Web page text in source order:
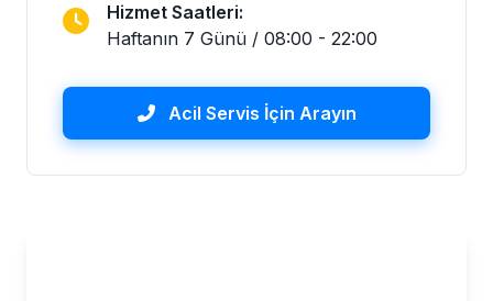
Hizmet Saatleri:
Haftanın 7 Günü / 08:00 - 22:00
Acil Servis İçin Arayın